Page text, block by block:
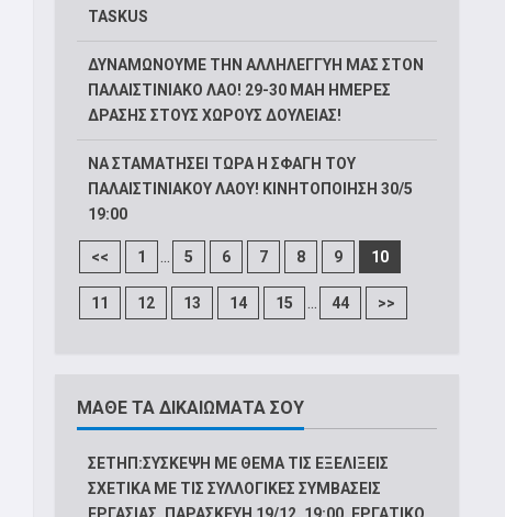
TASKUS
ΔΥΝΑΜΩΝΟΥΜΕ ΤΗΝ ΑΛΛΗΛΕΓΓΥΗ ΜΑΣ ΣΤΟΝ
ΠΑΛΑΙΣΤΙΝΙΑΚΟ ΛΑΟ! 29-30 ΜΑΗ ΗΜΕΡΕΣ
ΔΡΑΣΗΣ ΣΤΟΥΣ ΧΩΡΟΥΣ ΔΟΥΛΕΙΑΣ!
ΝΑ ΣΤΑΜΑΤΗΣΕΙ ΤΩΡΑ Η ΣΦΑΓΗ ΤΟΥ
ΠΑΛΑΙΣΤΙΝΙΑΚΟΥ ΛΑΟΥ! ΚΙΝΗΤΟΠΟΙΗΣΗ 30/5
19:00
<< 1 5 6 7 8 9 10
11 12 13 14 15 44 >>
ΜΑΘΕ ΤΑ ΔΙΚΑΙΩΜΑΤΑ ΣΟΥ
ΣΕΤΗΠ:ΣΥΣΚΕΨΗ ΜΕ ΘΕΜΑ ΤΙΣ ΕΞΕΛΙΞΕΙΣ
ΣΧΕΤΙΚΑ ΜΕ ΤΙΣ ΣΥΛΛΟΓΙΚΕΣ ΣΥΜΒΑΣΕΙΣ
ΕΡΓΑΣΙΑΣ. ΠΑΡΑΣΚΕΥΗ 19/12, 19:00, ΕΡΓΑΤΙΚΟ